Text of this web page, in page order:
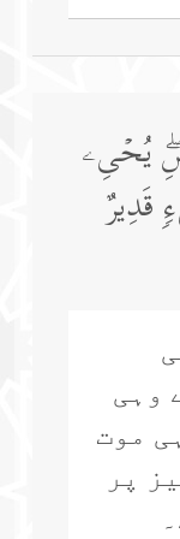
یُحۡیِۦ
وہی
موت
پر